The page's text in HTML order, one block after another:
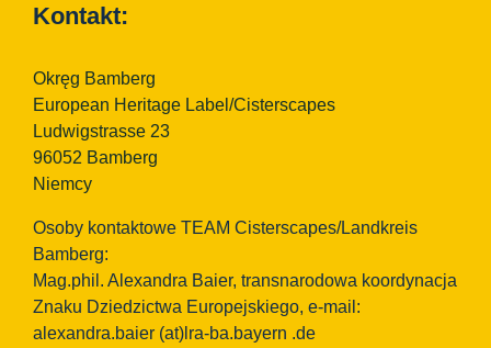
Kontakt:
Okręg Bamberg
European Heritage Label/Cisterscapes
Ludwigstrasse 23
96052 Bamberg
Niemcy
Osoby kontaktowe TEAM Cisterscapes/Landkreis
Bamberg:
Mag.phil. Alexandra Baier, transnarodowa koordynacja
Znaku Dziedzictwa Europejskiego, e-mail:
alexandra.baier (at)lra-ba.bayern .de